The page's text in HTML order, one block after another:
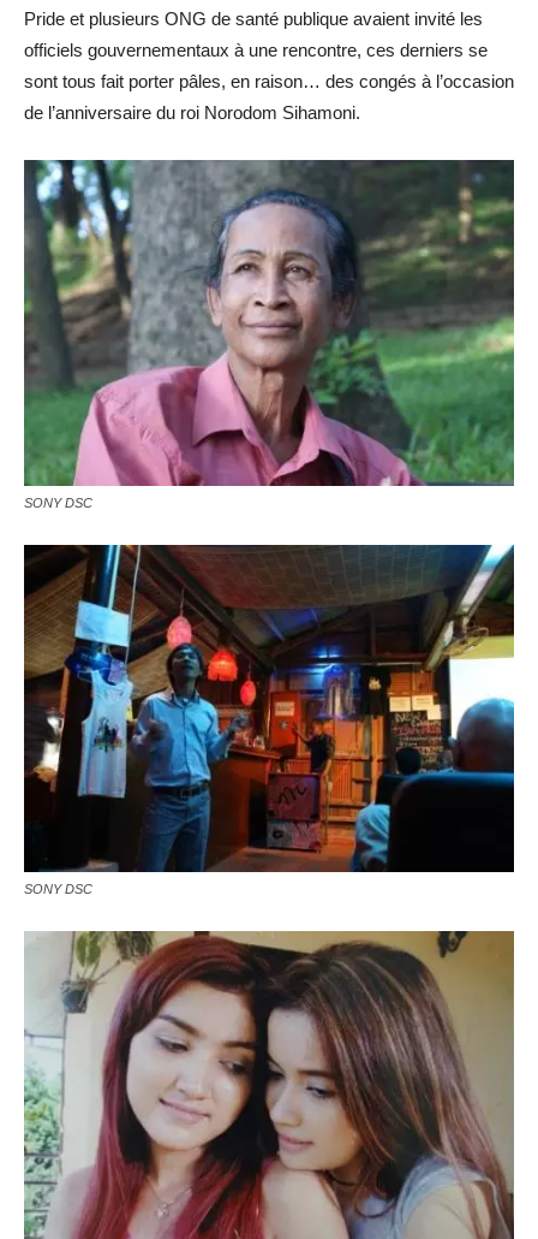
Pride et plusieurs ONG de santé publique avaient invité les
officiels gouvernementaux à une rencontre, ces derniers se
sont tous fait porter pâles, en raison… des congés à l’occasion
de l’anniversaire du roi Norodom Sihamoni.
SONY DSC
SONY DSC